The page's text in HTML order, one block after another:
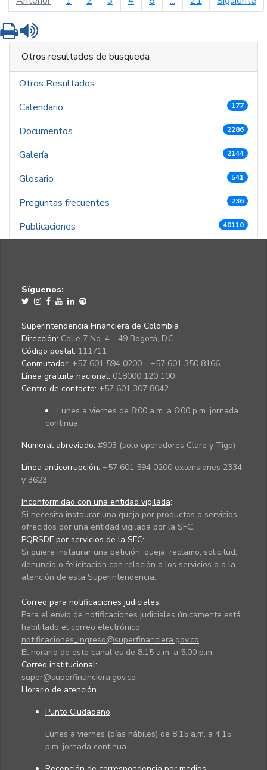
Imprimir
Otros resultados de busqueda
Otros Resultados
Calendario
177
Documentos 2286
Galería 2144
Glosario 541
Preguntas frecuentes 236
Publicaciones 40110
Síguenos:
Superintendencia Financiera de Colombia
Dirección: Calle 7 No. 4 - 49 Bogotá, D.C.
Código postal: 111711
Conmutador: +57 601 594 0200 - +57 601 350 8166
Línea gratuita nacional: 018000 120 100
Centro de contacto: +57 601 307 8042
Lunes a viernes de 8:00 a.m. a 6:00 p.m. jornada
continua.
Numeral abreviado: #903 (solo operadores Claro y Tigo)
Línea anticorrupción: +57 601 594 0200 extensiones 2334
y 3623
Inconformidad con una entidad vigilada:
Si necesita instaurar una queja por productos o servicios
ofrecidos por una entidad vigilada por la SFC.
PQRSDF por servicios de la SFC:
Si quiere instaurar una petición, queja, reclamo, solicitud,
denuncia o felicitación con relación a los servicios o a la
atención de esta Superintendencia.
Correo para notificaciones judiciales:
Para el envío de notificaciones judiciales únicamente está
habilitado el correo electrónico
notificaciones_ingreso@superfinanciera.gov.co
El horario de este canal es de 8:15 a.m. a 5:00 p.m.
Correo institucional:
super@superfinanciera.gov.co
Horario de atención
Punto Ciudadano:
Lunes a viernes (días hábiles) de 8:15 a.m. a 4:15
p.m. jornada continua